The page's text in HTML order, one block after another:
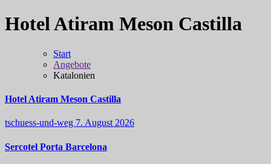
Hotel Atiram Meson Castilla
Start
Angebote
Katalonien
Hotel Atiram Meson Castilla
tschuess-und-weg 7. August 2026
Sercotel Porta Barcelona